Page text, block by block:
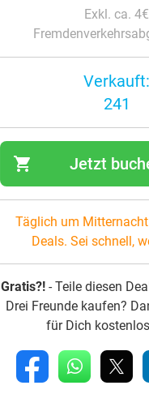
Exkl. ca. 4€
Verkauft:
241
shopping_cart Jetzt
Täglich um
Deals. Sei schnell,
Gratis?!- Teile diesen
Drei Freunde kaufen?
für Dich
fb whatsapp